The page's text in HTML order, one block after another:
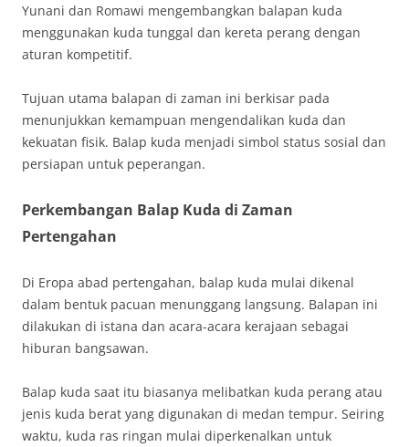
Yunani dan Romawi mengembangkan balapan kuda
menggunakan kuda tunggal dan kereta perang dengan
aturan kompetitif.
Tujuan utama balapan di zaman ini berkisar pada
menunjukkan kemampuan mengendalikan kuda dan
kekuatan fisik. Balap kuda menjadi simbol status sosial dan
persiapan untuk peperangan.
Perkembangan Balap Kuda di Zaman
Pertengahan
Di Eropa abad pertengahan, balap kuda mulai dikenal
dalam bentuk pacuan menunggang langsung. Balapan ini
dilakukan di istana dan acara-acara kerajaan sebagai
hiburan bangsawan.
Balap kuda saat itu biasanya melibatkan kuda perang atau
jenis kuda berat yang digunakan di medan tempur. Seiring
waktu, kuda ras ringan mulai diperkenalkan untuk